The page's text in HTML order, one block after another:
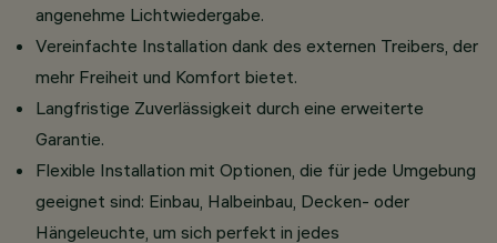
angenehme Lichtwiedergabe.
Vereinfachte Installation dank des externen Treibers, der
mehr Freiheit und Komfort bietet.
Langfristige Zuverlässigkeit durch eine erweiterte
Garantie.
Flexible Installation mit Optionen, die für jede Umgebung
geeignet sind: Einbau, Halbeinbau, Decken- oder
Hängeleuchte, um sich perfekt in jedes